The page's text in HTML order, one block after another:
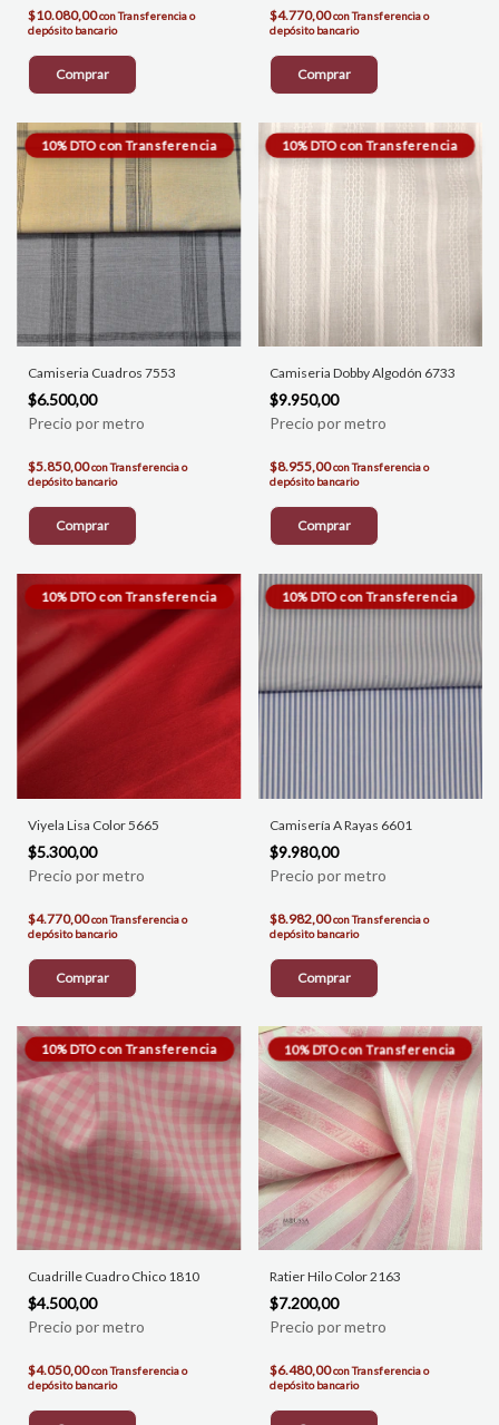
$10.080,00conTransferencia o
depósito bancario
Comprar
$4.770,00conTransferencia o
depósito bancario
Comprar
Camiseria Cuadros 7553
$6.500,00
$5.850,00conTransferencia o
depósito bancario
Comprar
Camiseria Dobby Algodón 6733
$9.950,00
$8.955,00conTransferencia o
depósito bancario
Comprar
Viyela Lisa Color 5665
$5.300,00
$4.770,00conTransferencia o
depósito bancario
Comprar
Camisería A Rayas 6601
$9.980,00
$8.982,00conTransferencia o
depósito bancario
Comprar
Cuadrille Cuadro Chico 1810
$4.500,00
$4.050,00conTransferencia o
depósito bancario
Ratier Hilo Color 2163
$7.200,00
$6.480,00conTransferencia o
depósito bancario